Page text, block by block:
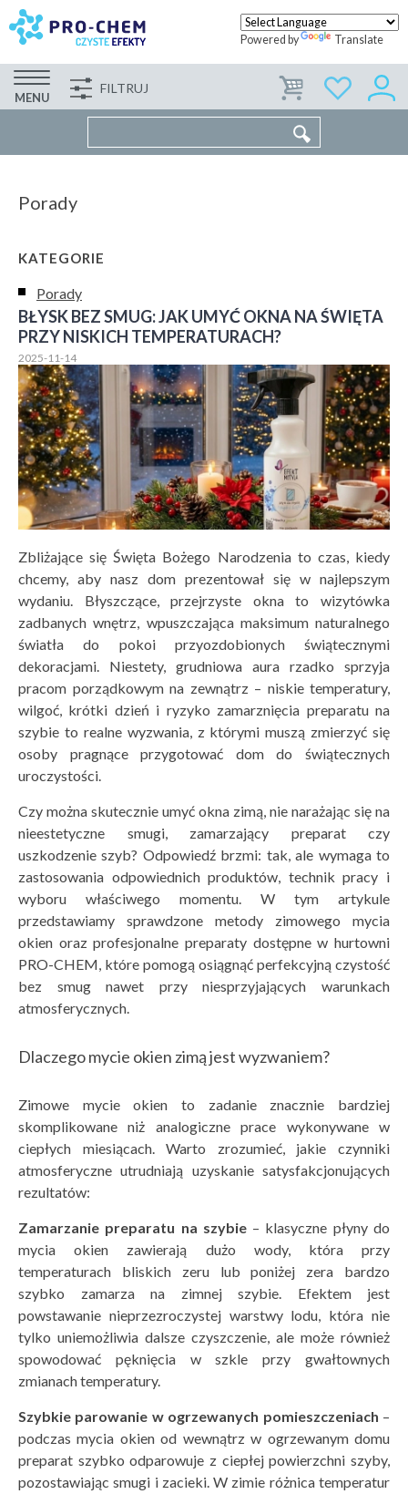
Powered by Translate
MENU
FILTRUJ WSPÓŁPRACA KONTAKT
Porady
KATEGORIE
Porady
BŁYSK BEZ SMUG: JAK UMYĆ OKNA NA ŚWIĘTA
PRZY NISKICH TEMPERATURACH?
2025-11-14
Zbliżające się Święta Bożego Narodzenia to czas, kiedy
chcemy, aby nasz dom prezentował się w najlepszym
wydaniu. Błyszczące, przejrzyste okna to wizytówka
zadbanych wnętrz, wpuszczająca maksimum naturalnego
światła do pokoi przyozdobionych świątecznymi
dekoracjami. Niestety, grudniowa aura rzadko sprzyja
pracom porządkowym na zewnątrz – niskie temperatury,
wilgoć, krótki dzień i ryzyko zamarznięcia preparatu na
szybie to realne wyzwania, z którymi muszą zmierzyć się
osoby pragnące przygotować dom do świątecznych
uroczystości.
Czy można skutecznie umyć okna zimą, nie narażając się na
nieestetyczne smugi, zamarzający preparat czy
uszkodzenie szyb? Odpowiedź brzmi: tak, ale wymaga to
zastosowania odpowiednich produktów, technik pracy i
wyboru właściwego momentu. W tym artykule
przedstawiamy sprawdzone metody zimowego mycia
okien oraz profesjonalne preparaty dostępne w hurtowni
PRO-CHEM, które pomogą osiągnąć perfekcyjną czystość
bez smug nawet przy niesprzyjających warunkach
atmosferycznych.
Dlaczego mycie okien zimą jest wyzwaniem?
Zimowe mycie okien to zadanie znacznie bardziej
skomplikowane niż analogiczne prace wykonywane w
ciepłych miesiącach. Warto zrozumieć, jakie czynniki
atmosferyczne utrudniają uzyskanie satysfakcjonujących
rezultatów:
Zamarzanie preparatu na szybie– klasyczne płyny do
mycia okien zawierają dużo wody, która przy
temperaturach bliskich zeru lub poniżej zera bardzo
szybko zamarza na zimnej szybie. Efektem jest
powstawanie nieprzezroczystej warstwy lodu, która nie
tylko uniemożliwia dalsze czyszczenie, ale może również
spowodować pęknięcia w szkle przy gwałtownych
zmianach temperatury.
Szybkie parowanie w ogrzewanych pomieszczeniach –
podczas mycia okien od wewnątrz w ogrzewanym domu
preparat szybko odparowuje z ciepłej powierzchni szyby,
pozostawiając smugi i zacieki. W zimie różnica temperatur